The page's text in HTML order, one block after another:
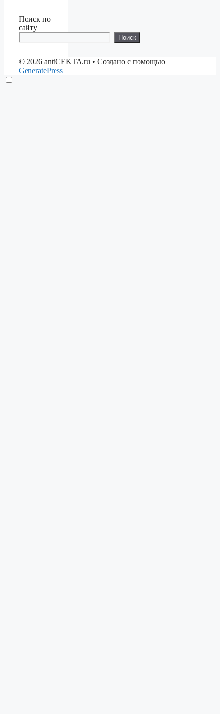
Поиск по
сайту
Поиск
© 2026 antiCEKTA.ru • Создано с помощью
GeneratePress